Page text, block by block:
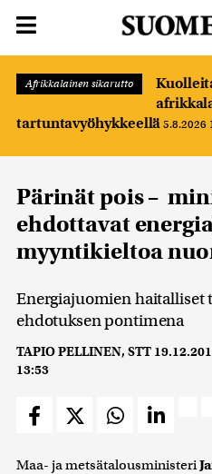
Afrikkalainen sikarutto
tartuntavyöhykkeellä 5.8.2026
Pärinät pois –
ehdottavat
myyntikieltoa
Energiajuomien haitalliset
ehdotuksen pontimena
TAPIO PELLINEN, STT
13:53
Maa- ja metsätalousministeri